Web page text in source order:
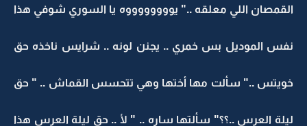
القمصان اللي معلقه .." يووووووووه يا السوري شوفي هذا
نفس الموديل بس خمري .. يجنن لونه .. شرايس ناخذه حق
خويتس .." سألت مها أختها وهي تتحسس القماش .. " حق
ليلة العرس ..؟؟" سألتها ساره .. " لأ .. حق ليلة العرس هذا